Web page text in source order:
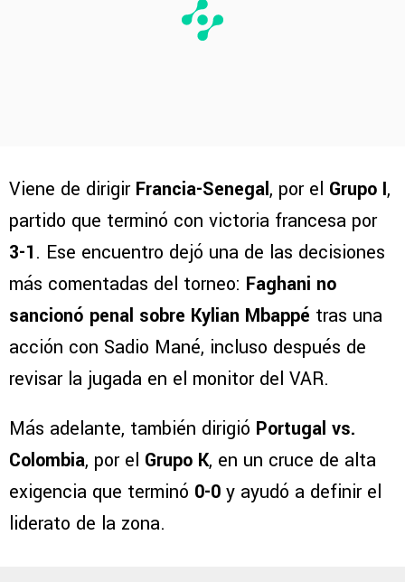
Viene de dirigir Francia-Senegal, por el Grupo I,
partido que terminó con victoria francesa por
3-1. Ese encuentro dejó una de las decisiones
más comentadas del torneo: Faghani no
sancionó penal sobre Kylian Mbappé tras una
acción con Sadio Mané, incluso después de
revisar la jugada en el monitor del VAR.
Más adelante, también dirigió Portugal vs.
Colombia, por el Grupo K, en un cruce de alta
exigencia que terminó 0-0 y ayudó a definir el
liderato de la zona.